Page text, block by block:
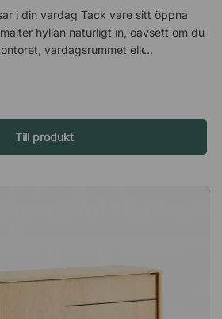
i din vardag Tack vare sitt öppna
hyllan naturligt in, oavsett om du
vardagsrummet eller hallen.
där du vill behålla en luftig känsla. Du
utan att rummet upplevs trångt.
Utility är tillverkad i ek – ett slitstarkt
användning. De tydliga
hylla ett unikt uttryck och tillför en
fortsätter kännas rätt även när
plats. Utility är en öppen hylla i ek
placera dekorativa
Till produkt